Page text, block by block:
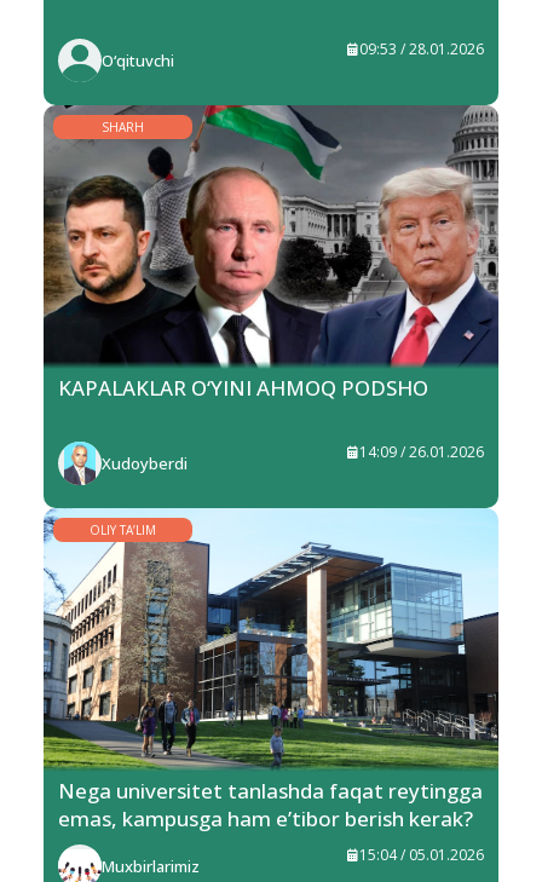
O‘qituvchi
09:53 / 28.01.2026
SHARH
KAPALAKLAR O‘YINI AHMOQ PODSHO
Xudoyberdi
14:09 / 26.01.2026
OLIY TA’LIM
Nega universitet tanlashda faqat reytingga
emas, kampusga ham e’tibor berish kerak?
Muxbirlarimiz
15:04 / 05.01.2026